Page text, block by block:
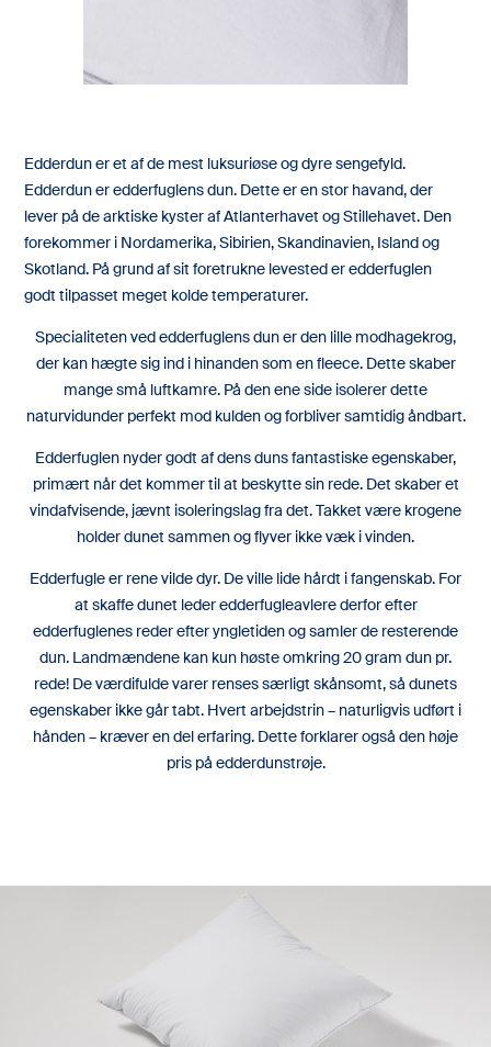
Edderdun er et af de mest luksuriøse og dyre sengefyld.
Edderdun er edderfuglens dun. Dette er en stor havand, der
lever på de arktiske kyster af Atlanterhavet og Stillehavet. Den
forekommer i Nordamerika, Sibirien, Skandinavien, Island og
Skotland. På grund af sit foretrukne levested er edderfuglen
godt tilpasset meget kolde temperaturer.
Specialiteten ved edderfuglens dun er den lille modhagekrog,
der kan hægte sig ind i hinanden som en fleece. Dette skaber
mange små luftkamre. På den ene side isolerer dette
naturvidunder perfekt mod kulden og forbliver samtidig åndbart.
Edderfuglen nyder godt af dens duns fantastiske egenskaber,
primært når det kommer til at beskytte sin rede. Det skaber et
vindafvisende, jævnt isoleringslag fra det. Takket være krogene
holder dunet sammen og flyver ikke væk i vinden.
Edderfugle er rene vilde dyr. De ville lide hårdt i fangenskab. For
at skaffe dunet leder edderfugleavlere derfor efter
edderfuglenes reder efter yngletiden og samler de resterende
dun. Landmændene kan kun høste omkring 20 gram dun pr.
rede! De værdifulde varer renses særligt skånsomt, så dunets
egenskaber ikke går tabt. Hvert arbejdstrin – naturligvis udført i
hånden – kræver en del erfaring. Dette forklarer også den høje
pris på edderdunstrøje.